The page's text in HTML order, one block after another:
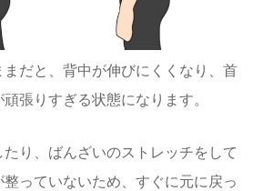
まだと、背中が伸びにくくなり、首
張りすぎる状態になります。
り、ばんざいのストレッチをして
整っていないため、すぐに元に戻っ